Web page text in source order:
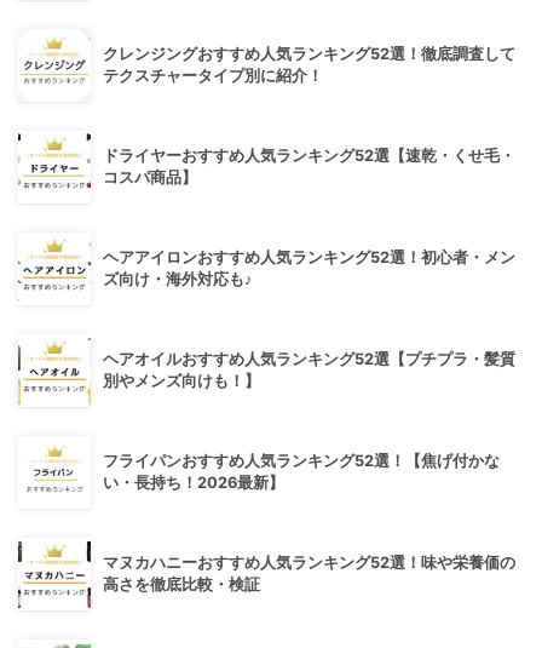
クレンジングおすすめ人気ランキング52選！徹底調査して
テクスチャータイプ別に紹介！
ドライヤーおすすめ人気ランキング52選【速乾・くせ毛・
コスパ商品】
ヘアアイロンおすすめ人気ランキング52選！初心者・メン
ズ向け・海外対応も♪
ヘアオイルおすすめ人気ランキング52選【プチプラ・髪質
別やメンズ向けも！】
フライパンおすすめ人気ランキング52選！【焦げ付かな
い・長持ち！2026最新】
マヌカハニーおすすめ人気ランキング52選！味や栄養価の
高さを徹底比較・検証